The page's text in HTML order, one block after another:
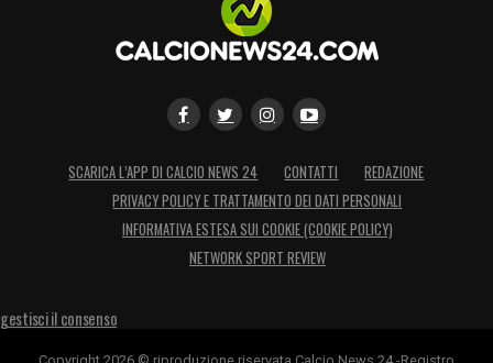
59′ – Cambi per il Toro: Ilkhan lascia spazio a
Anjorin. In attacco invece Kulenovic per
58′ – Baroni corre subito ai ripari, in arrivo
doppio cambio
corale finalizzata dalla visione di gioco di
SCARICA L’APP DI CALCIO NEWS 24 CONTATTI
REDAZIONE
PRIVACY POLICY E TRATTAMENTO DEI DATI PERSONALI
INFORMATIVA ESTESA SUI COOKIE (COOKIE POLICY)
NETWORK SPORT REVIEW
gestisci il consenso